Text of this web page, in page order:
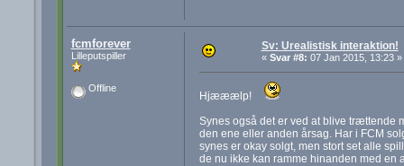
fcmforever
Lilleputspiller
Offline
Sv: Urealistisk interaktion!
« Svar #8: 07 Jan 2015, 13:23 »
Hjææælp!
Synes også det er ved at blive trættende
den ene eller anden årsag. Har i FCM
synes er okay solgt, men stort set alle
de nu ikke kan ramme hinanden med en